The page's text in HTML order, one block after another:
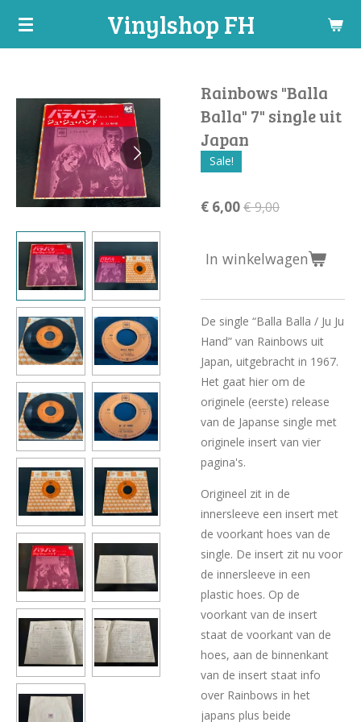
Ga
hoofdinhoud
Vinylshop FH
Rainbows "Balla
Balla" 7" single uit
Japan
Sale!
€ 6,00€ 9,00
In winkelwagen
De single “Balla Balla / Ju Ju
Hand” van Rainbows uit
Japan, uitgebracht in 1967.
Het gaat hier om de
originele (eerste) release
van de Japanse single met
originele insert van vier
pagina's.
Origineel zit in de
innersleeve een insert met
de voorkant hoes van de
single. De insert zit nu voor
de innersleeve in een
plastic hoes. Op de
voorkant van de insert
staat de voorkant van de
hoes, aan de binnenkant
van de insert staat info
over Rainbows in het
japans plus beide